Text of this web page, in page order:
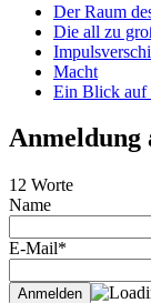
Der Raum
Die all zu
Macht
Ein Blick auf
Anmeldung
12 Worte
Name
E-Mail*